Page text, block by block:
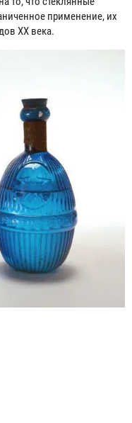
применение, их
XX века.